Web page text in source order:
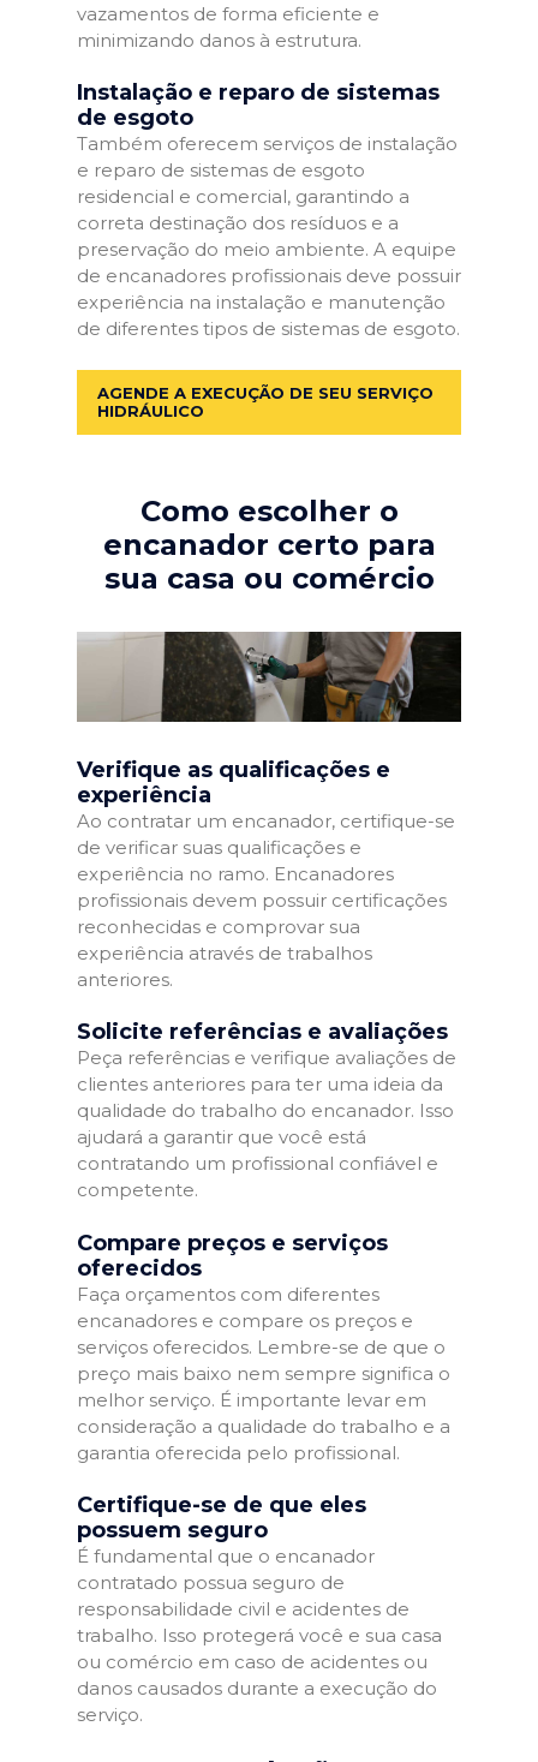
vazamentos de forma eficiente e
minimizando danos à estrutura.
Instalação e reparo de sistemas
de esgoto
Também oferecem serviços de instalação
e reparo de sistemas de esgoto
residencial e comercial, garantindo a
correta destinação dos resíduos e a
preservação do meio ambiente. A equipe
de encanadores profissionais deve possuir
experiência na instalação e manutenção
de diferentes tipos de sistemas de esgoto.
AGENDE A EXECUÇÃO DE SEU SERVIÇO
HIDRÁULICO
Como escolher o
encanador certo para
sua casa ou comércio
Verifique as qualificações e
experiência
Ao contratar um encanador, certifique-se
de verificar suas qualificações e
experiência no ramo. Encanadores
profissionais devem possuir certificações
reconhecidas e comprovar sua
experiência através de trabalhos
anteriores.
Solicite referências e avaliações
Peça referências e verifique avaliações de
clientes anteriores para ter uma ideia da
qualidade do trabalho do encanador. Isso
ajudará a garantir que você está
contratando um profissional confiável e
competente.
Compare preços e serviços
oferecidos
Faça orçamentos com diferentes
encanadores e compare os preços e
serviços oferecidos. Lembre-se de que o
preço mais baixo nem sempre significa o
melhor serviço. É importante levar em
consideração a qualidade do trabalho e a
garantia oferecida pelo profissional.
Certifique-se de que eles
possuem seguro
É fundamental que o encanador
contratado possua seguro de
responsabilidade civil e acidentes de
trabalho. Isso protegerá você e sua casa
ou comércio em caso de acidentes ou
danos causados durante a execução do
serviço.